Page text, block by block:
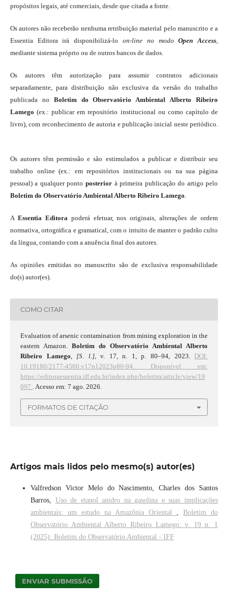
propósitos legais, até comerciais, desde que citada a fonte.
Os autores não receberão nenhuma retribuição material pelo manuscrito e a
Essentia Editora irá disponibilizá-lo on-line no modo Open Access
mediante sistema próprio ou de outros bancos de dados.
Os autores têm autorização para assumir contratos adicionais
separadamente, para distribuição não exclusiva da versão do trabalho
publicada no Boletim do Observatório Ambiental Alberto Ribeiro
Lamego (ex.: publicar em repositório institucional ou como capítulo de
livro), com reconhecimento de autoria e publicação inicial neste periódico.
Os autores têm permissão e são estimulados a publicar e distribuir seu
trabalho online (ex.: em repositórios institucionais ou na sua página
pessoal) a qualquer ponto posterior à primeira publicação do artigo pelo
Boletim do Observatório Ambiental Alberto Ribeiro Lamego
A Essentia Editora poderá efetuar, nos originais, alterações de ordem
normativa, ortográfica e gramatical, com o intuito de manter o padrão culto
da língua, contando com a anuência final dos autores.
As opiniões emitidas no manuscrito são de exclusiva responsabilidade
do(s) autor(es).
COMO CITAR
Evaluation of arsenic contamination from mining exploration in the
eastern Amazon. Boletim do Observatório Ambiental Alberto
Ribeiro Lamego
[S. l.], v. 17, n. 1, p. 80–94, 2023. DOI:
10.19180/2177-4560.v17n12023p80-94.
Disponível em:
https://editoraessentia.iff.edu.br/index.php/boletim/article/view/19
097.
. Acesso em: 7 ago. 2026.
FORMATOS DE CITAÇÃO
Artigos mais lidos pelo mesmo(s) autor(es)
Valfredson Victor Melo do Nascimento, Charles dos Santos
Barros, Uso de etanol anidro na gasolina e suas implicações
ambientais: um estudo na Amazônia Oriental , Boletim do
Observatório Ambiental Alberto Ribeiro Lamego: v. 19 n. 1
(2025): Boletim do Observatório Ambiental - IFF
ENVIAR SUBMISSÃO